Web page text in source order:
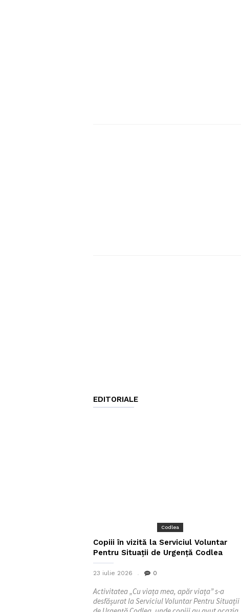
EDITORIALE
Codlea
Copiii în vizită la Serviciul Voluntar
Pentru Situații de Urgență Codlea
23 iulie 2026 0
Activitatea „Cu viața mea, apăr viața” s-a
desfășurat la Serviciul Voluntar Pentru Situații